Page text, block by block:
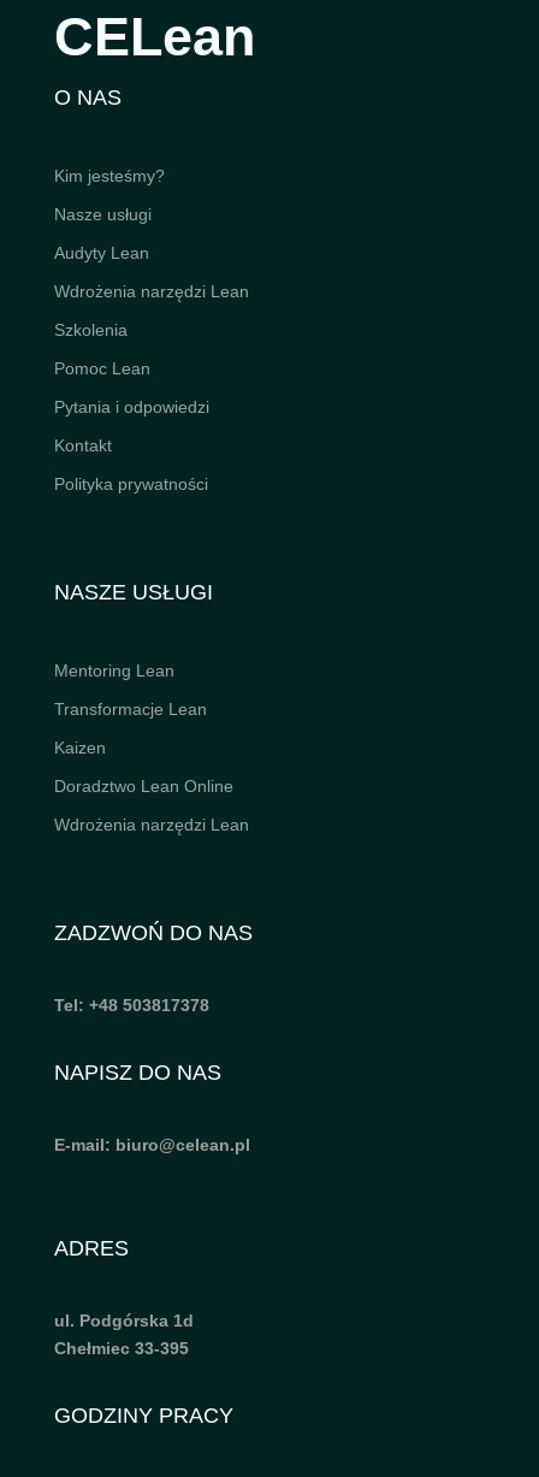
CELean
O NAS
Kim jesteśmy?
Nasze usługi
Audyty Lean
Wdrożenia narzędzi Lean
Szkolenia
Pomoc Lean
Pytania i odpowiedzi
Kontakt
Polityka prywatności
NASZE USŁUGI
Mentoring Lean
Transformacje Lean
Kaizen
Doradztwo Lean Online
Wdrożenia narzędzi Lean
ZADZWOŃ DO NAS
Tel: +48 503817378
NAPISZ DO NAS
E-mail: biuro@celean.pl
ADRES
ul. Podgórska 1d
Chełmiec 33-395
GODZINY PRACY